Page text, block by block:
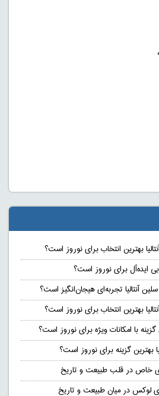
بهترین انتخاب برای نوروز است؟
ایده‌آل برای نوروز است؟
آنتالیا تجربه‌ای هیجان‌انگیز است؟
بهترین انتخاب برای نوروز است؟
با امکانات ویژه برای نوروز است؟
بهترین گزینه برای نوروز است؟
خاص در قلب طبیعت و تاریخ
لوکس در میان طبیعت و تاریخ